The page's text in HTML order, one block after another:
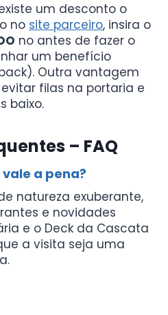
um desconto o
no site parceiro, insira o
no antes de fazer o
um benefício
Outra vantagem
filas na portaria e
baixo.
– FAQ
a pena?
natureza exuberante,
e novidades
e o Deck da Cascata
a visita seja uma